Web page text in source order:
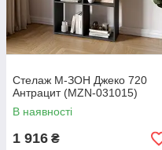
Стелаж М-ЗОН Джеко 720
Антрацит (MZN-031015)
В наявності
1 916 ₴